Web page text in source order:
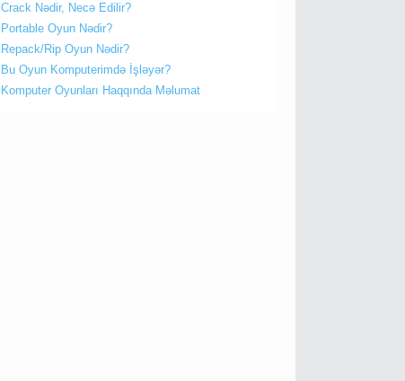
Crack Nədir, Necə Edilir?
Portable Oyun Nədir?
Repack/Rip Oyun Nədir?
Bu Oyun Komputerimdə İşləyər?
Komputer Oyunları Haqqında Məlumat